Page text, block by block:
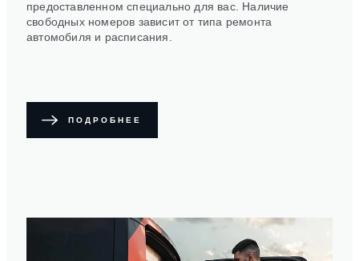
предоставленном специально для вас. Наличие
свободных номеров зависит от типа ремонта
автомобиля и расписания.
ПОДРОБНЕЕ